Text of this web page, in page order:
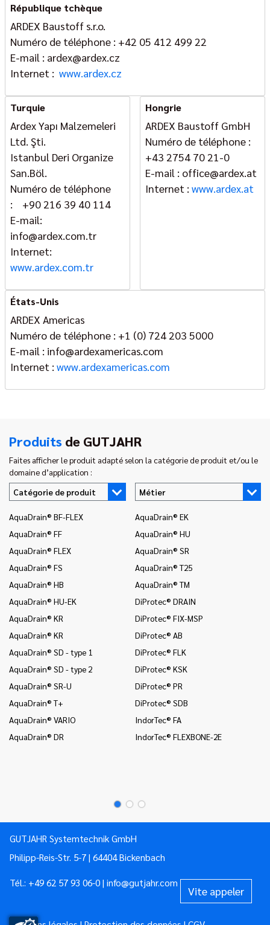
République tchèque
ARDEX Baustoff s.r.o.
Numéro de téléphone : +42 05 412 499 22
E-mail : ardex@ardex.cz
Internet : www.ardex.cz
Turquie
Ardex Yapı Malzemeleri
Ltd. Şti.
Istanbul Deri Organize
San.Böl.
Numéro de téléphone
: +90 216 39 40 114
E-mail:
info@ardex.com.tr
Internet:
www.ardex.com.tr
Hongrie
ARDEX Baustoff GmbH
Numéro de téléphone :
+43 2754 70 21-0
E-mail : office@ardex.at
Internet : www.ardex.at
États-Unis
ARDEX Americas
Numéro de téléphone : +1 (0) 724 203 5000
E-mail : info@ardexamericas.com
Internet : www.ardexamericas.com
Produits de GUTJAHR
Faites afficher le produit adapté selon la catégorie de produit et/ou le
domaine d’application :
Catégorie de produit
Métier
AquaDrain® BF-FLEX
AquaDrain® FF
AquaDrain® FLEX
AquaDrain® FS
AquaDrain® HB
AquaDrain® HU-EK
AquaDrain® KR
AquaDrain® KR
AquaDrain® SD - type 1
AquaDrain® SD - type 2
AquaDrain® SR-U
AquaDrain® T+
AquaDrain® VARIO
AquaDrain® DR
AquaDrain® EK
AquaDrain® HU
AquaDrain® SR
AquaDrain® T25
AquaDrain® TM
DiProtec® DRAIN
DiProtec® FIX-MSP
DiProtec® AB
DiProtec® FLK
DiProtec® KSK
DiProtec® PR
DiProtec® SDB
IndorTec® FA
IndorTec® FLEXBONE-2E
GUTJAHR Systemtechnik GmbH
Philipp-Reis-Str. 5-7 | 64404 Bickenbach
Tél.: +49 62 57 93 06-0 | info@gutjahr.com
Vite appeler